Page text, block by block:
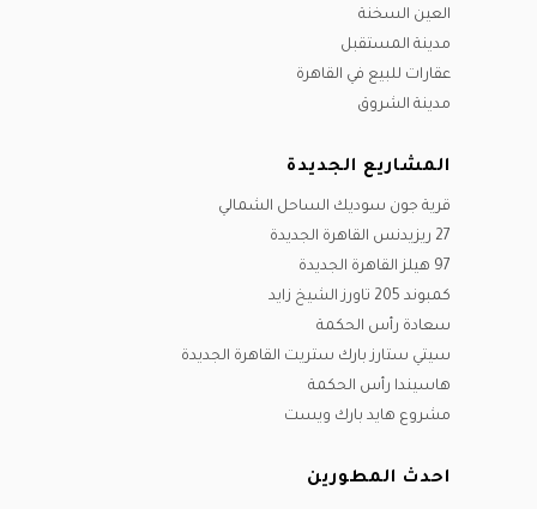
العين السخنة
مدينة المستقبل
عقارات للبيع في القاهرة
مدينة الشروق
المشاريع الجديدة
قرية جون سوديك الساحل الشمالي
27 ريزيدنس القاهرة الجديدة
97 هيلز القاهرة الجديدة
كمبوند 205 تاورز الشيخ زايد
سعادة رأس الحكمة
سيتي ستارز بارك ستريت القاهرة الجديدة
هاسيندا رأس الحكمة
مشروع هايد بارك ويست
احدث المطورين